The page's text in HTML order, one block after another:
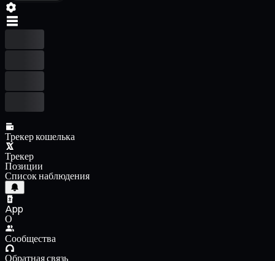
Трекер кошелька
Трекер
Позиции
Список наблюдения
App
О
Сообщества
Обратная связь